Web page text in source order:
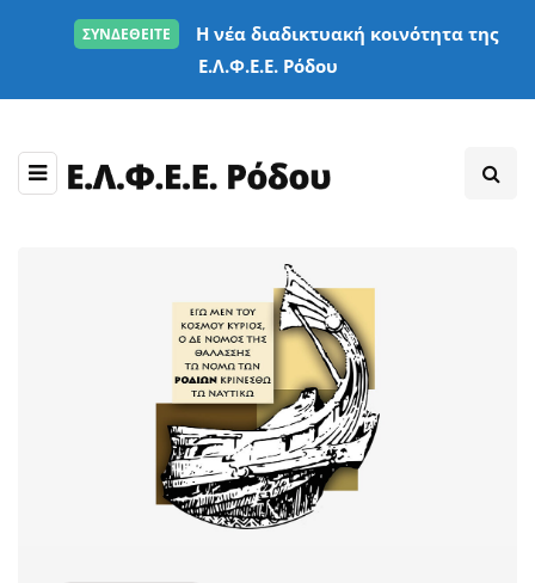
ΣΥΝΔΕΘΕΙΤΕ
Η νέα διαδικτυακή κοινότητα της
Ε.Λ.Φ.Ε.Ε. Ρόδου